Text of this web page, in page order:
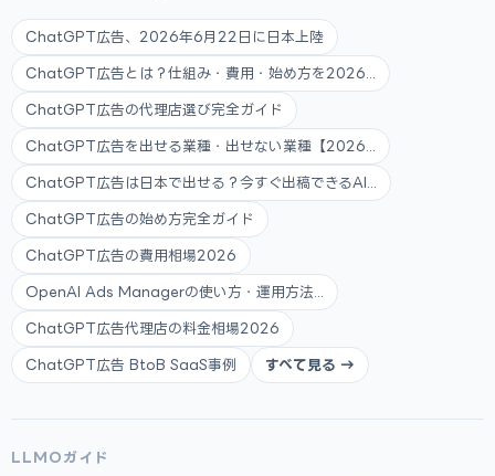
ChatGPT広告、2026年6月22日に日本上陸
ChatGPT広告とは？仕組み・費用・始め方を2026...
ChatGPT広告の代理店選び完全ガイド
ChatGPT広告を出せる業種・出せない業種【2026...
ChatGPT広告は日本で出せる？今すぐ出稿できるAI...
ChatGPT広告の始め方完全ガイド
ChatGPT広告の費用相場2026
OpenAI Ads Managerの使い方・運用方法...
ChatGPT広告代理店の料金相場2026
ChatGPT広告 BtoB SaaS事例 すべて見る →
LLMOガイド